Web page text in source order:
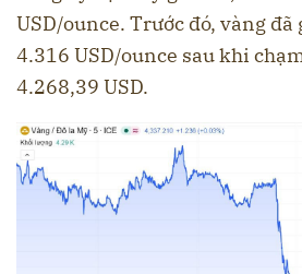
USD/ounce. Trước đó, vàng
4.316 USD/ounce sau khi
4.268,39 USD.